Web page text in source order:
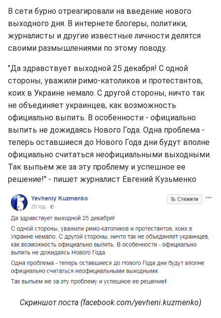
В сети бурно отреагировали на введение нового
выходного дня. В интернете блогеры, политики,
журналисты и другие известные личности делятся
своими размышлениями по этому поводу.
"Да здравствует выходной 25 декабря! С одной
стороны, уважили римо-католиков и протестантов,
коих в Украине немало. С другой стороны, ничто так
не объединяет украинцев, как возможность
официально выпить. В особенности - официально
выпить не дожидаясь Нового Года. Одна проблема -
теперь оставшиеся до Нового Года дни будут вполне
официально считаться неофициальными выходными.
Так выпьем же за эту проблему и успешное ее
решение!" - пишет журналист Евгений Кузьменко
Скриншот поста (facebook.com/yevheni.kuzmenko)